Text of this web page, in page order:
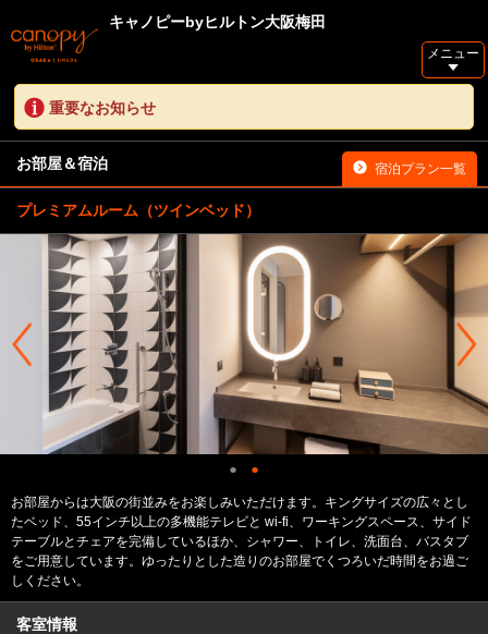
キャノピーbyヒルトン大阪梅田
メニュー
重要なお知らせ
お部屋＆宿泊 宿泊プラン一覧
プレミアムルーム（ツインベッド）
お部屋からは大阪の街並みをお楽しみいただけます。キングサイズの広々とし
たベッド、55インチ以上の多機能テレビと wi-fi、ワーキングスペース、サイド
テーブルとチェアを完備しているほか、シャワー、トイレ、洗面台、バスタブ
をご用意しています。ゆったりとした造りのお部屋でくつろいだ時間をお過ご
しください。
客室情報